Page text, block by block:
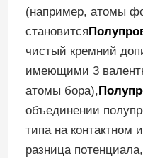
(например, атомы
становится
чистый кремний
имеющими 3
атомы бора),
объединении
типа на контактном
разница